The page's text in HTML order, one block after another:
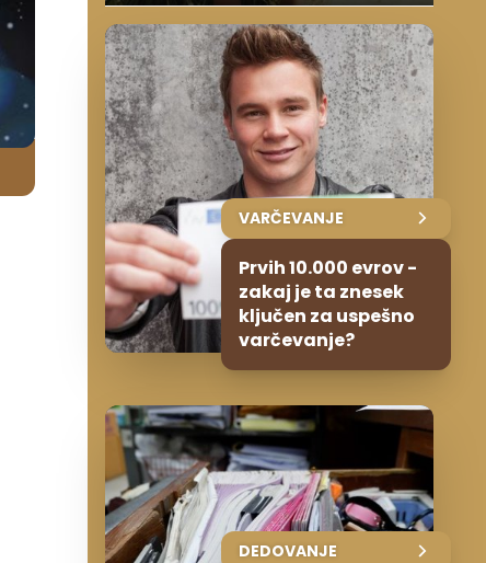
VARČEVANJE
Prvih 10.000 evrov -
zakaj je ta znesek
ključen za uspešno
varčevanje?
DEDOVANJE